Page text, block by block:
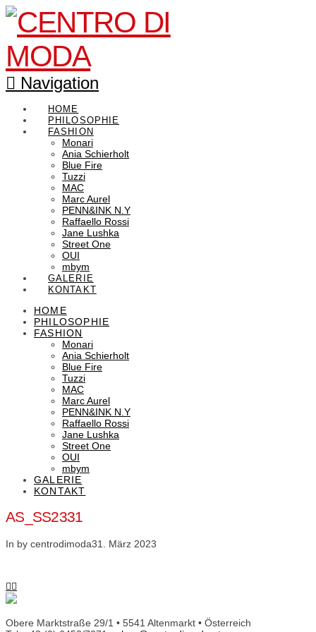
Navigation
HOME
PHILOSOPHIE
FASHION
Monari
Ania Schierholt
Blue Fire
Tuzzi
MAC
Marc Aurel
PENN&INK N.Y
Raffaello Rossi
Jane Lushka
Street One
OUI
mbym
GALERIE
KONTAKT
HOME
PHILOSOPHIE
FASHION
Monari
Ania Schierholt
Blue Fire
Tuzzi
MAC
Marc Aurel
PENN&INK N.Y
Raffaello Rossi
Jane Lushka
Street One
OUI
mbym
GALERIE
KONTAKT
AS_SS2331
In by centrodimoda31. März 2023
Obere Marktstraße 29/1 • 5541 Altenmarkt • Österreich